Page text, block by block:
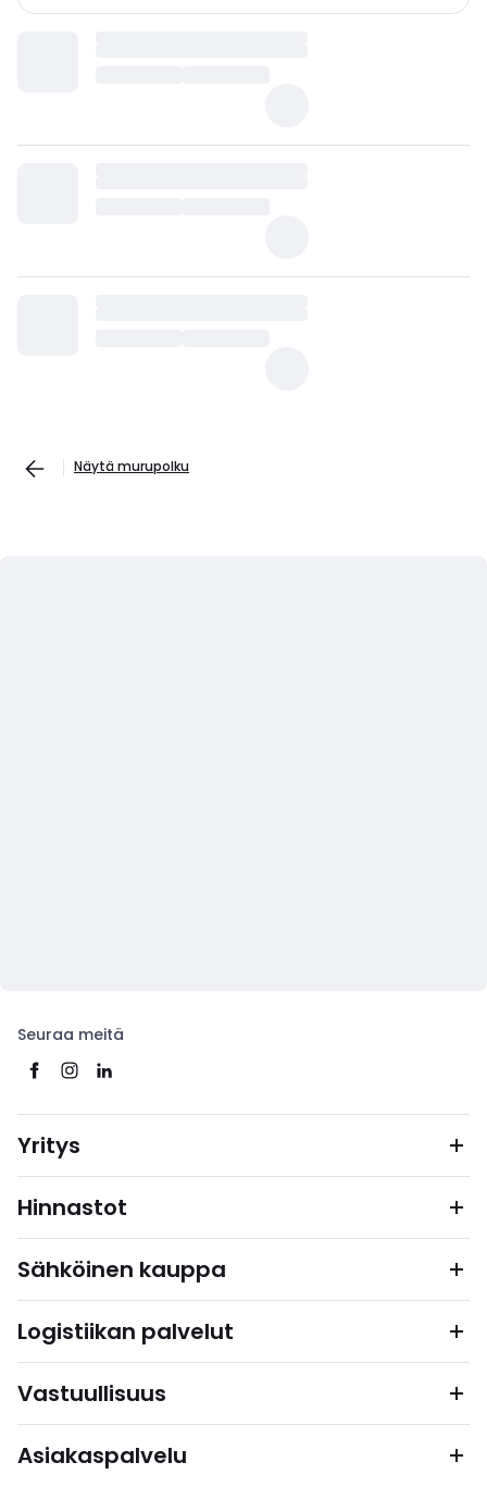
Näytä murupolku
Seuraa meitä
Yritys
Hinnastot
Sähköinen kauppa
Logistiikan palvelut
Vastuullisuus
Asiakaspalvelu